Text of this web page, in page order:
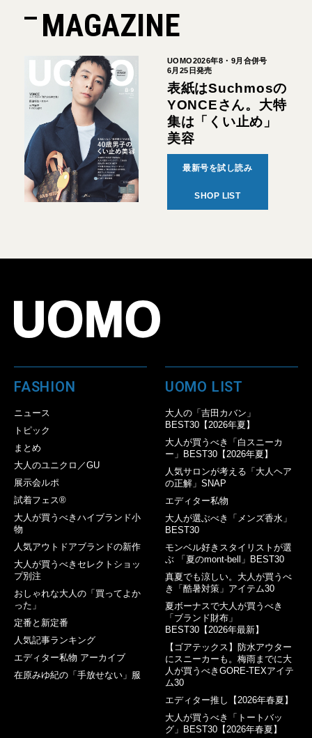
MAGAZINE
UOMO2026年8・9月合併号
6月25日発売
表紙はSuchmosの
YONCEさん。大特
集は「くい止め」
美容
最新号を試し読み
SHOP LIST
FASHION
ニュース
トピック
まとめ
大人のユニクロ／GU
展示会ルポ
試着フェス®︎
大人が買うべきハイブランド小
物
人気アウトドアブランドの新作
大人が買うべきセレクトショッ
プ別注
おしゃれな大人の「買ってよか
った」
定番と新定番
人気記事ランキング
エディター私物 アーカイブ
在原みゆ紀の「手放せない」服
UOMO LIST
大人の「吉田カバン」
BEST30【2026年夏】
大人が買うべき「白スニーカ
ー」BEST30【2026年夏】
人気サロンが考える「大人ヘア
の正解」SNAP
エディター私物
大人が選ぶべき「メンズ香水」
BEST30
モンベル好きスタイリストが選
ぶ 「夏のmont-bell」BEST30
真夏でも涼しい。大人が買うべ
き「酷暑対策」アイテム30
夏ボーナスで大人が買うべき
「ブランド財布」
BEST30【2026年最新】
【ゴアテックス】防水アウター
にスニーカーも。梅雨までに大
人が買うべきGORE-TEXアイテ
ム30
エディター推し【2026年春夏】
大人が買うべき「トートバッ
グ」BEST30【2026年春夏】